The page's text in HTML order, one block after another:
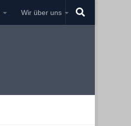
Wir über uns